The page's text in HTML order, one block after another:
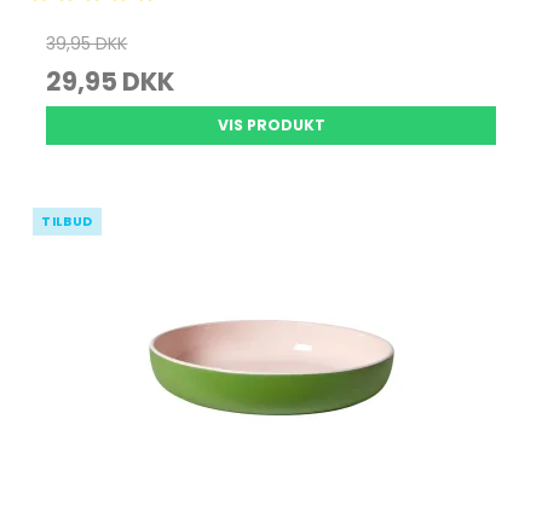
39,95 DKK
29,95 DKK
VIS PRODUKT
TILBUD